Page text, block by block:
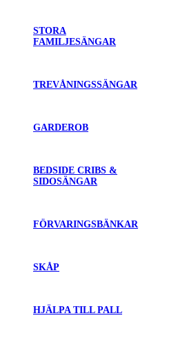
STORA
FAMILJESÄNGAR
TREVÅNINGSSÄNGAR
GARDEROB
BEDSIDE CRIBS &
SIDOSÄNGAR
FÖRVARINGSBÄNKAR
SKÅP
HJÄLPA TILL PALL